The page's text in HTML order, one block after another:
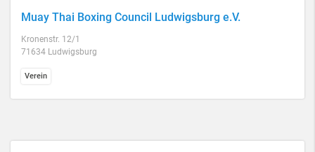
Muay Thai Boxing Council Ludwigsburg e.V.
Kronenstr. 12/1
71634 Ludwigsburg
Verein